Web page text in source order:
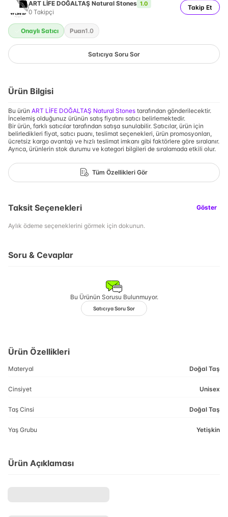
ART LİFE DOĞALTAŞ Natural Stones 1.0
0 Takipçi
Takip Et
Onaylı Satıcı Puan1.0
Satıcıya Soru Sor
Ürün Bilgisi
Bu ürün ART LİFE DOĞALTAŞ Natural Stones tarafından gönderilecektir.
İncelemiş olduğunuz ürünün satış fiyatını satıcı belirlemektedir.
Bir ürün, farklı satıcılar tarafından satışa sunulabilir. Satıcılar, ürün için
belirledikleri fiyat, satıcı puanı, teslimat seçenekleri, ürün promosyonları,
ücretsiz kargo avantajı ve hızlı teslimat imkanı gibi faktörlere göre sıralanır.
Ayrıca, ürünlerin stok durumu ve kategori bilgileri de sıralamada etkili olur.
Tüm Özellikleri Gör
Taksit Seçenekleri Göster
Aylık ödeme seçeneklerini görmek için dokunun.
Soru & Cevaplar
Bu Ürünün Sorusu Bulunmuyor.
Satıcıya Soru Sor
Ürün Özellikleri
Materyal Doğal Taş
Cinsiyet Unisex
Taş Cinsi Doğal Taş
Yaş Grubu Yetişkin
Ürün Açıklaması